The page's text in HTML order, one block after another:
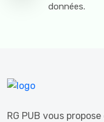
données.
RG PUB vous